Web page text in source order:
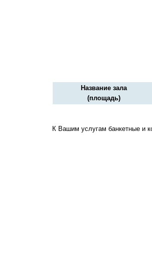
Название зала
(площадь)
К Вашим услугам банкетные и